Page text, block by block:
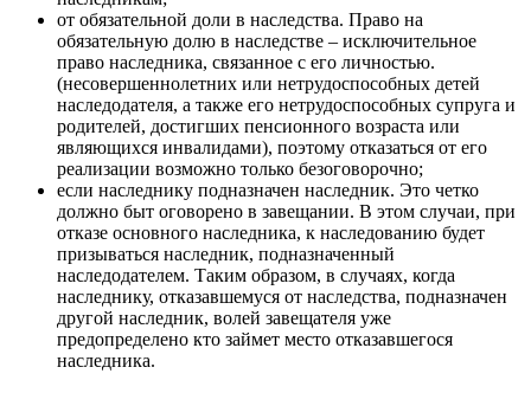
от обязательной доли в наследства. Право на
обязательную долю в наследстве – исключительное
право наследника, связанное с его личностью.
(несовершеннолетних или нетрудоспособных детей
наследодателя, а также его нетрудоспособных супруга и
родителей, достигших пенсионного возраста или
являющихся инвалидами), поэтому отказаться от его
реализации возможно только безоговорочно;
если наследнику подназначен наследник. Это четко
должно быт оговорено в завещании. В этом случаи, при
отказе основного наследника, к наследованию будет
призываться наследник, подназначенный
наследодателем. Таким образом, в случаях, когда
наследнику, отказавшемуся от наследства, подназначен
другой наследник, волей завещателя уже
предопределено кто займет место отказавшегося
наследника.